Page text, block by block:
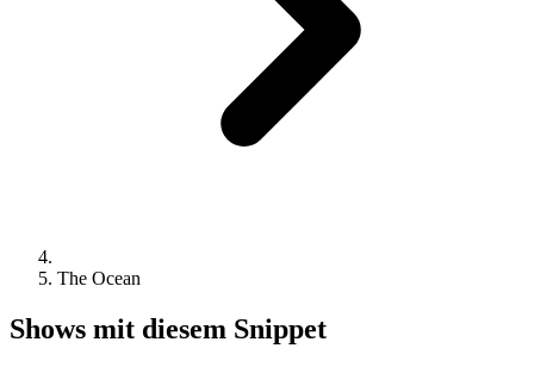
The Ocean
Shows mit diesem Snippet